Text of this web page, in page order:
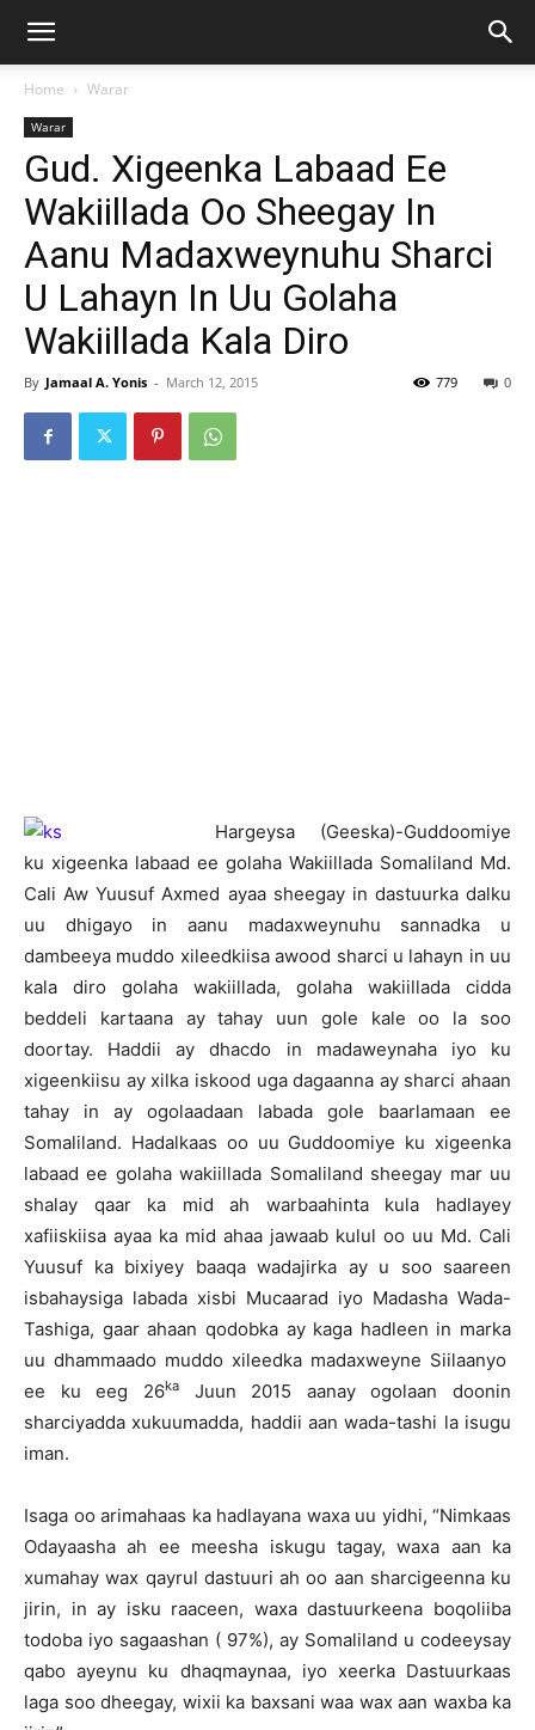
Home Warar
Warar
Gud. Xigeenka Labaad Ee
Wakiillada Oo Sheegay In
Aanu Madaxweynuhu Sharci
U Lahayn In Uu Golaha
Wakiillada Kala Diro
By Jamaal A. Yonis - March 12, 2015 0
779
Hargeysa (Geeska)-Guddoomiye
ku xigeenka labaad ee golaha Wakiillada Somaliland Md.
Cali Aw Yuusuf Axmed ayaa sheegay in dastuurka dalku
uu dhigayo in aanu madaxweynuhu sannadka u
dambeeya muddo xileedkiisa awood sharci u lahayn in uu
kala diro golaha wakiillada, golaha wakiillada cidda
beddeli kartaana ay tahay uun gole kale oo la soo
doortay. Haddii ay dhacdo in madaweynaha iyo ku
xigeenkiisu ay xilka iskood uga dagaanna ay sharci ahaan
tahay in ay ogolaadaan labada gole baarlamaan ee
Somaliland. Hadalkaas oo uu Guddoomiye ku xigeenka
labaad ee golaha wakiillada Somaliland sheegay mar uu
shalay qaar ka mid ah warbaahinta kula hadlayey
xafiiskiisa ayaa ka mid ahaa jawaab kulul oo uu Md. Cali
Yuusuf ka bixiyey baaqa wadajirka ay u soo saareen
isbahaysiga labada xisbi Mucaarad iyo Madasha Wada-
Tashiga, gaar ahaan qodobka ay kaga hadleen in marka
uu dhammaado muddo xileedka madaxweyne Siilaanyo
ee ku eeg 26kaJuun 2015 aanay ogolaan doonin
sharciyadda xukuumadda, haddii aan wada-tashi la isugu
iman.
Isaga oo arimahaas ka hadlayana waxa uu yidhi, “Nimkaas
Odayaasha ah ee meesha iskugu tagay, waxa aan ka
xumahay wax qayrul dastuuri ah oo aan sharcigeenna ku
jirin, in ay isku raaceen, waxa dastuurkeena boqoliiba
todoba iyo sagaashan ( 97%), ay Somaliland u codeeysay
qabo ayeynu ku dhaqmaynaa, iyo xeerka Dastuurkaas
laga soo dheegay, wixii ka baxsani waa wax aan waxba ka